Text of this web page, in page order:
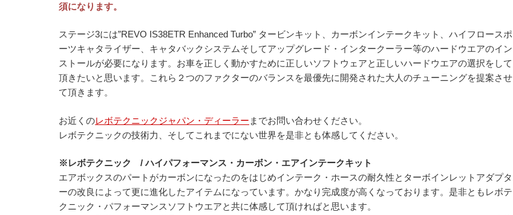
須になります。
ステージ3には”REVO IS38ETR Enhanced Turbo” タービンキット、カーボンインテークキット、ハイフロースポ
ーツキャタライザー、キャタバックシステムそしてアップグレード・インタークーラー等のハードウエアのイン
ストールが必要になります。お車を正しく動かすために正しいソフトウェアと正しいハードウエアの選択をして
頂きたいと思います。これら２つのファクターのバランスを最優先に開発された大人のチューニングを提案させ
て頂きます。
お近くのレボテクニックジャパン・ディーラー までお問い合わせください。
レボテクニックの技術力、そしてこれまでにない世界を是非とも体感してください。
※レボテクニック / ハイパフォーマンス・カーボン・エアインテークキット
エアボックスのパートがカーボンになったのをはじめインテーク・ホースの耐久性とターボインレットアダプタ
ーの改良によって更に進化したアイテムになっています。かなり完成度が高くなっております。是非ともレボテ
クニック・パフォーマンスソフトウエアと共に体感して頂ければと思います。